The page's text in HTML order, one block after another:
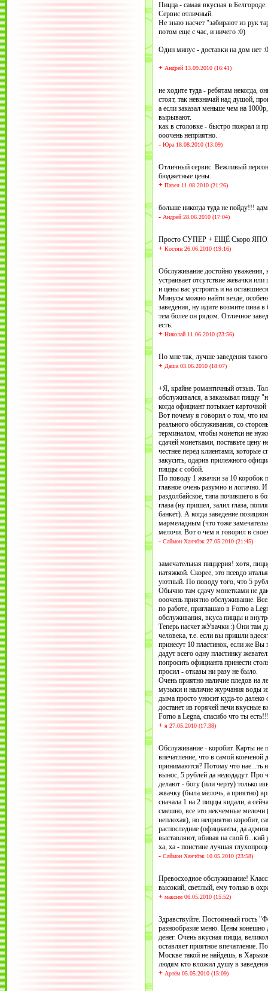
Пицца - самая вкусная в Белгороде.
Сервис отличный.
Не знаю насчет "забирают из рук
потом еще с час, и ничего :0)
Один минус - доставки на дом нет
+ Андрей 13.09.2010 (16:41)
не ходите туда - ребятам некогда,
стоят, так невзначай над душой,
а если заказал меньше чем на
вырывают.
как в столовке - быстро пожрал и
ооочень неприятно.
- Юра 18.08.2010 (13:09)
Отличный сервис. Вежливый
бюджетные цены.
+ Павел 11.08.2010 (21:26)
больше никогда туда не пойду!!!
- Андрей 28.06.2010 (17:04)
Просто СУПЕР + ЕЩЁ Скоро
+ Костян 26.06.2010 (19:16)
Обслуживание достойно уважения,
устраивает отсутствие жевачки
и цены вас устроять и на
Минусы можно найти везде,
заведения, ну идите возмите пива
тем более он рядом. Отличное
есть.
+ Николай 11.06.2010 (23:56)
По мне так, лучше заведения
+ Даша 03.06.2010 (18:07)
+Я, крайне романтичный отзыв.
обслуживался, а заказывал пиццу
когда официант потыкает
Вот почему я говорил о том, что
реального обслуживания, со
терминалом, чтобы монетки не
сдачей монетками, поставьте цену
честнее перед клиентами, которые
закусить, одарив прилежного
пиццы с собой.
По поводу 1 жвачки за 10 коробок
главное очень разумно и логично.
раздолбайское, типа почившего в
глаза (ну пришел, залил глаза,
банкет). А когда заведение
мармеладным (что тоже
мелочи. Вот о чем я говорил в
- Саймон Ханчбэк 27.05.2010 (21:45)
замечательная пиццерия! хотя,
натяжкой. Скорее, это псевдо
уютный. По поводу того, что 5
Обычно там сдачу монетками не
ооочень приятно обслуживание.
по работе, приглашаю в Forno a
обслуживания, вкуса пиццы и
Теперь насчет жУвачки :) Они там
человека, т.е. если вы пришли
принесут 10 пластинок, если же
дадут всего одну пластинку
попросить официанта принести
просил - отказы ни разу не было.
Очень приятно наличие пледов на
музыки и наличие журчания воды
дыма просто уносит куда-то
достанет из горячей печи вкусные
Forno a Legna, спасибо что ты
+ я 27.05.2010 (17:38)
Обслуживание - коробит. Карты не
впечатление, что в самой
принимаются? Потому что нае...ть
вынос, 5 рублей да недодадут.
делают - богу (или черту) только
жвачку (была мелочь, а приятно)
сначала 1 на 2 пиццы кидали, а
смешно, все это некчемные мелочи
неплохая), но неприятно коробит,
распоследние (официанты, да
выставляют, вбивая на свой
ха, ха - поистине лучшая
- Саймон Ханчбэк 10.05.2010 (23:58)
Превосходное обслуживание!
высокий, светлый, ему только в
+ максим 06.05.2010 (15:52)
Здравствуйте. Постоянный гость
разнообразие меню. Цены конешно
денег. Очень вкусная пицца,
оставляет приятное впечатление.
Москве такой не найдешь, в
людям кто вложил душу в
+ Артём 05.05.2010 (15:09)